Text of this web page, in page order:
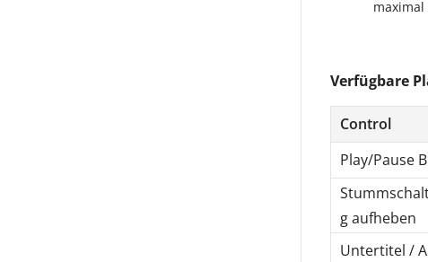
Verfügbare
Control
Play/Pause
g aufheben
Untertitel /